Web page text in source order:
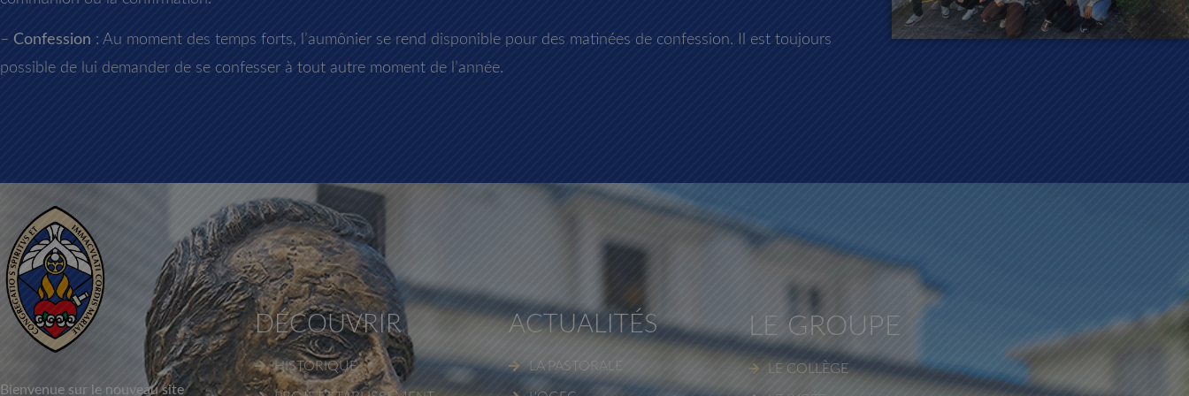
– Confession : Au moment des temps forts, l’aumônier se rend disponible pour des matinées de confession. Il est toujours
possible de lui demander de se confesser à tout autre moment de l’année.
Bienvenue sur le nouveau site
DÉCOUVRIR
HISTORIQUE
ACTUALITÉS
LA PASTORALE
LE GROUPE
LE COLLÈGE